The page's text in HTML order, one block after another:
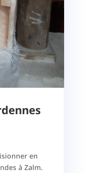
en
à Zalm.